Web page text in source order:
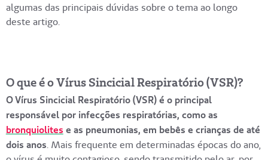
algumas das principais dúvidas sobre o tema ao longo
deste artigo.
O que é o Vírus Sincicial Respiratório (VSR)?
O Vírus Sincicial Respiratório (VSR) é o principal
responsável por infecções respiratórias, como as
bronquiolites e as pneumonias, em bebês e crianças de até
dois anos. Mais frequente em determinadas épocas do ano,